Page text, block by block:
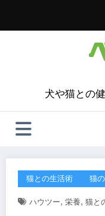
犬や猫との
猫との生活術 猫
ハウツー, 栄養, 猫と